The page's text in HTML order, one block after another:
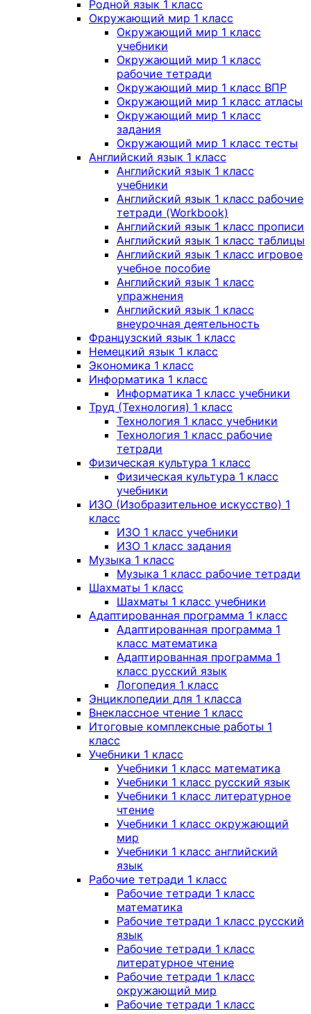
Родной язык 1 класс
Окружающий мир 1 класс
Окружающий мир 1 класс
учебники
Окружающий мир 1 класс
рабочие тетради
Окружающий мир 1 класс ВПР
Окружающий мир 1 класс атласы
Окружающий мир 1 класс
задания
Окружающий мир 1 класс тесты
Английский язык 1 класс
Английский язык 1 класс
учебники
Английский язык 1 класс рабочие
тетради (Workbook)
Английский язык 1 класс прописи
Английский язык 1 класс таблицы
Английский язык 1 класс игровое
учебное пособие
Английский язык 1 класс
упражнения
Английский язык 1 класс
внеурочная деятельность
Французский язык 1 класс
Немецкий язык 1 класс
Экономика 1 класс
Информатика 1 класс
Информатика 1 класс учебники
Труд (Технология) 1 класс
Технология 1 класс учебники
Технология 1 класс рабочие
тетради
Физическая культура 1 класс
Физическая культура 1 класс
учебники
ИЗО (Изобразительное искусство) 1
класс
ИЗО 1 класс учебники
ИЗО 1 класс задания
Музыка 1 класс
Музыка 1 класс рабочие тетради
Шахматы 1 класс
Шахматы 1 класс учебники
Адаптированная программа 1 класс
Адаптированная программа 1
класс математика
Адаптированная программа 1
класс русский язык
Логопедия 1 класс
Энциклопедии для 1 класса
Внеклассное чтение 1 класс
Итоговые комплексные работы 1
класс
Учебники 1 класс
Учебники 1 класс математика
Учебники 1 класс русский язык
Учебники 1 класс литературное
чтение
Учебники 1 класс окружающий
мир
Учебники 1 класс английский
язык
Рабочие тетради 1 класс
Рабочие тетради 1 класс
математика
Рабочие тетради 1 класс русский
язык
Рабочие тетради 1 класс
литературное чтение
Рабочие тетради 1 класс
окружающий мир
Рабочие тетради 1 класс